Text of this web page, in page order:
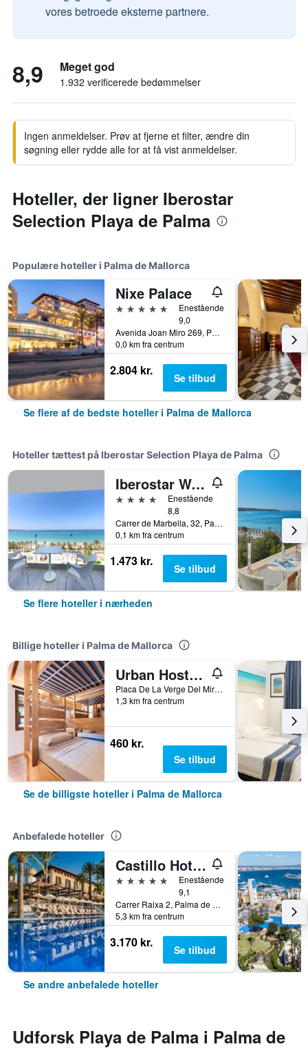
vores betroede eksterne partnere.
8,9 Meget god
1.932 verificerede bedømmelser
Ingen anmeldelser. Prøv at fjerne et filter, ændre din
søgning eller rydde alle for at få vist anmeldelser.
Hoteller, der ligner Iberostar
Selection Playa de Palma
Populære hoteller i Palma de Mallorca
Nixe Palace
5 stjerner
Enestående
9,0
Avenida Joan Miro 269, Palma de Mallorca, Mallorca, Spanien
0,0 km fra centrum
2.804 kr. Se tilbud
Se flere af de bedste hoteller i Palma de Mallorca
Hoteller tættest på Iberostar Selection Playa de Palma
Iberostar Waves Bahía de Palma - Adults Only
4 stjerner
Enestående
8,8
Carrer de Marbella, 32, Palma de Mallorca, Mallorca, Spanien
0,1 km fra centrum
1.473 kr. Se tilbud
Se flere hoteller i nærheden
Billige hoteller i Palma de Mallorca
Urban Hostel Palma - Albergue Juvenil - Youth Hostel
Placa De La Verge Del Miracle 4, Palma de Mallorca, Mallorca, Spanien
1,3 km fra centrum
460 kr.
Se tilbud
Se de billigste hoteller i Palma de Mallorca
Anbefalede hoteller
Castillo Hotel Son Vida, a Luxury Collection Hotel, Mallorca
5 stjerner
Enestående
9,1
Carrer Raixa 2, Palma de Mallorca, Mallorca, Spanien
5,3 km fra centrum
3.170 kr. Se tilbud
Se andre anbefalede hoteller
Udforsk Playa de Palma i Palma de